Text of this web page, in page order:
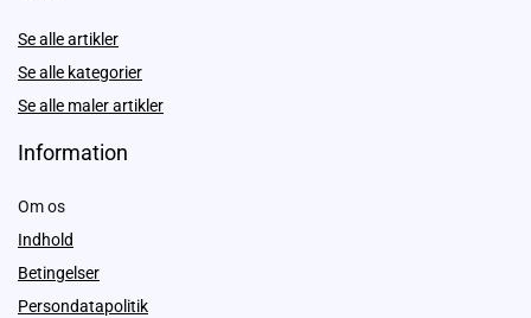
Se alle artikler
Se alle kategorier
Se alle maler artikler
Information
Om os
Indhold
Betingelser
Persondatapolitik